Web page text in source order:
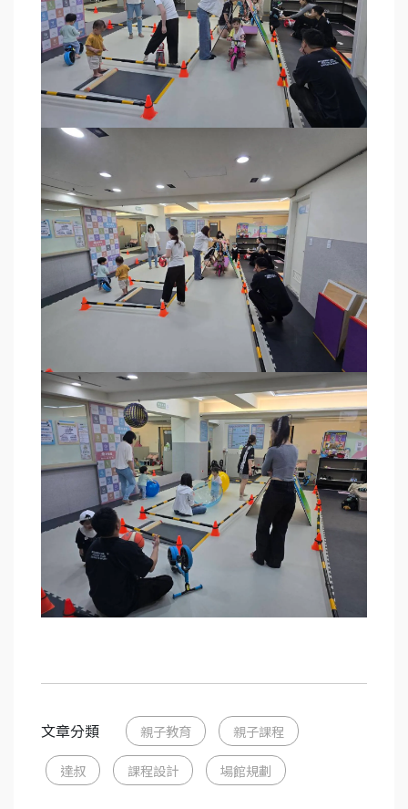
文章分類 親子教育 親子課程
達叔 課程設計 場館規劃